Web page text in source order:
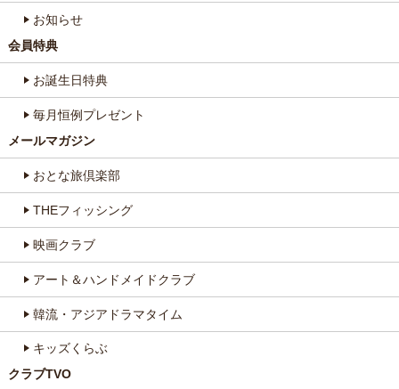
お知らせ
会員特典
お誕生日特典
毎月恒例プレゼント
メールマガジン
おとな旅倶楽部
THEフィッシング
映画クラブ
アート＆ハンドメイドクラブ
韓流・アジアドラマタイム
キッズくらぶ
クラブTVO